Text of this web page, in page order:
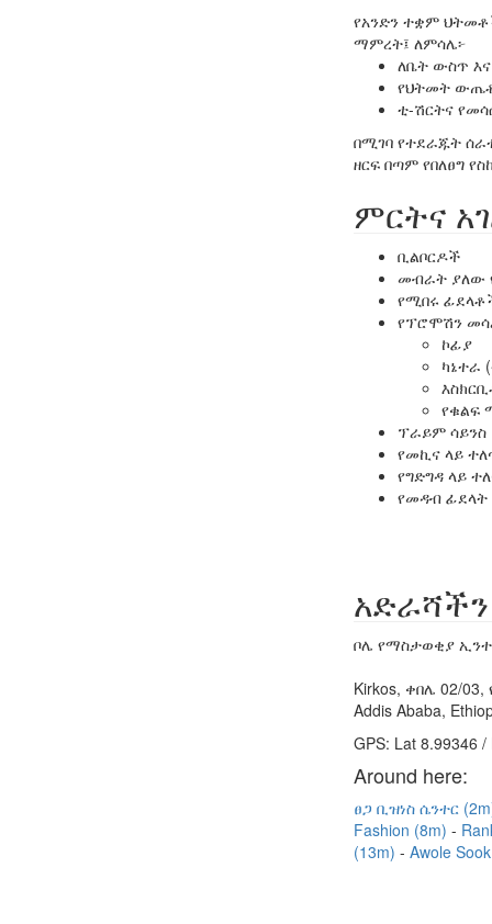
የአንድን ተቋም
ማምረት፤ ለምሳሌ፦
ለቤት ውስጥ
የህትመት
ቲ-ሽርትና
በሚገባ የተደራጁት
ዘርፍ በጣም የበለፀግ
ምርትና
ቢልቦርዶች
መብራት ያለው
የሚበሩ
የፕሮሞሽን
ኮፊያ
ካኔተራ
የቁልፍ
ፕራይም ሳይንስ
የመኪና ላይ
የግድግዳ ላይ
የመዳብ ፊደላት
አድራሻችን
ቦሌ የማስታወቂያ
Kirkos, ቀበሌ 02/
Addis Ababa,
GPS: Lat 8.99346
Around here:
ፀጋ ቢዝነስ ሴንተር
Fashion (8m)
(13m)
Awole